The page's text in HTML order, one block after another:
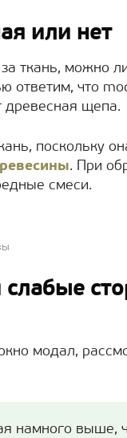
или нет
ткань, можно
ответим, что
древесная щепа.
поскольку
. При
смеси.
слабые
модал,
намного выше,